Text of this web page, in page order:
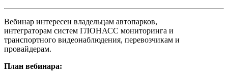
Вебинар интересен владельцам автопарков,
интеграторам систем ГЛОНАСС мониторинга и
транспортного видеонаблюдения, перевозчикам и
провайдерам.
План вебинара: